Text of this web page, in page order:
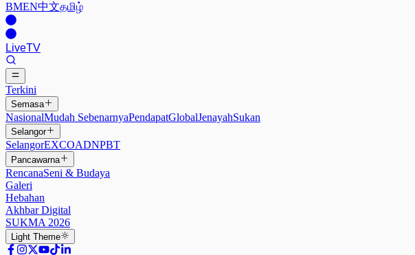
BMEN中文தமிழ்
LiveTV
Terkini
Semasa
NasionalMudah SebenarnyaPendapatGlobalJenayahSukan
Selangor
SelangorEXCOADNPBT
Pancawarna
RencanaSeni & Budaya
Galeri
Hebahan
Akhbar Digital
SUKMA 2026
Light Theme